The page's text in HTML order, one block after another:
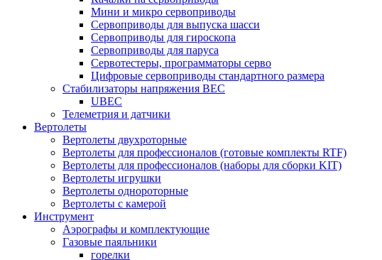
Мини и микро сервоприводы
Сервоприводы для выпуска шасси
Сервоприводы для гироскопа
Сервоприводы для паруса
Сервотестеры, программаторы серво
Цифровые сервоприводы стандартного размера
Стабилизаторы напряжения BEC
UBEC
Телеметрия и датчики
Вертолеты
Вертолеты двухроторные
Вертолеты для профессионалов (готовые комплекты RTF)
Вертолеты для профессионалов (наборы для сборки KIT)
Вертолеты игрушки
Вертолеты однороторные
Вертолеты с камерой
Инструмент
Аэрографы и комплектующие
Газовые паяльники
горелки